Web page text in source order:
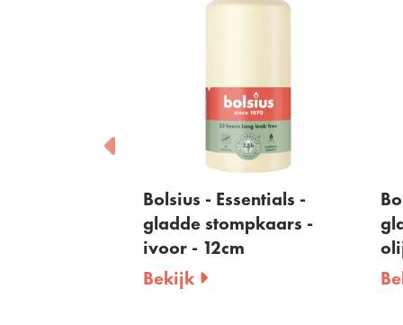
Bolsius - Essentials -
gladde stompkaars -
ivoor - 12cm
Bekijk